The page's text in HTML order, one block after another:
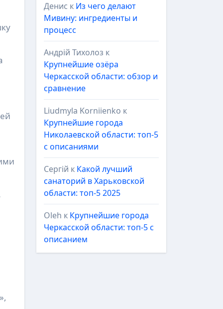
Денис к Из чего делают
Мивину: ингредиенты и
процесс
Андрій Тихолоз к
Крупнейшие озёра
Черкасской области: обзор и
сравнение
Liudmyla Korniienko к
Крупнейшие города
Николаевской области: топ-5
с описаниями
Сергій к Какой лучший
санаторий в Харьковской
области: топ-5 2025
Oleh к Крупнейшие города
Черкасской области: топ-5 с
описанием